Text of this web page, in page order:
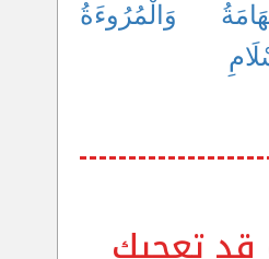
وَالْمُرُوءَةُ